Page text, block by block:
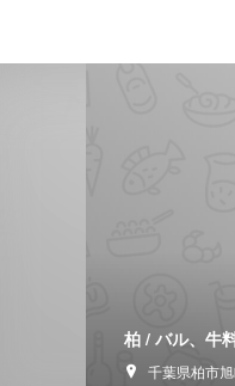
柏 / バル、牛
千葉県柏市